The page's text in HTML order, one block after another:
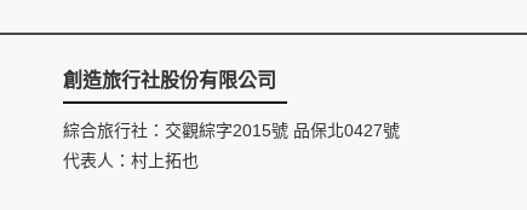
創造旅行社股份有限公司
綜合旅行社：交觀綜字2015號 品保北0427號
代表人：村上拓也